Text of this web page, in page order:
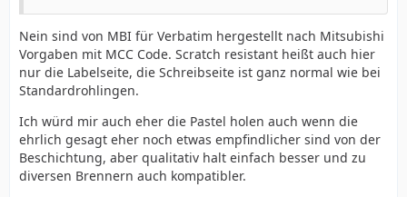
Nein sind von MBI für Verbatim hergestellt nach Mitsubishi
Vorgaben mit MCC Code. Scratch resistant heißt auch hier
nur die Labelseite, die Schreibseite ist ganz normal wie bei
Standardrohlingen.
Ich würd mir auch eher die Pastel holen auch wenn die
ehrlich gesagt eher noch etwas empfindlicher sind von der
Beschichtung, aber qualitativ halt einfach besser und zu
diversen Brennern auch kompatibler.